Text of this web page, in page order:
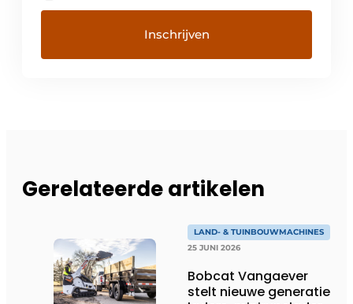
Gerelateerde artikelen
LAND- & TUINBOUWMACHINES
25 JUNI 2026
Bobcat Vangaever
stelt nieuwe generatie